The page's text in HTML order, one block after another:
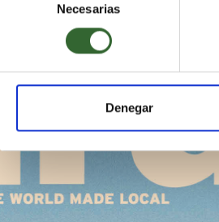
consentimiento
Necesarias
Denegar